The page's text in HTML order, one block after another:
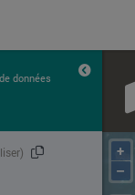
données
+
–